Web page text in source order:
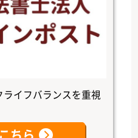
イフバランスを重視